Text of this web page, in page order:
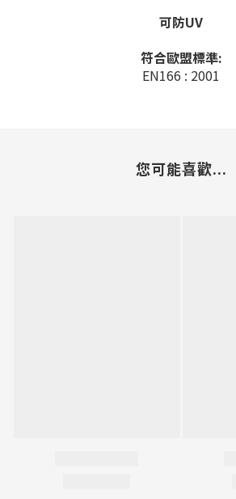
可防UV
符合歐盟標準:
EN166 : 2001
您可能喜歡...